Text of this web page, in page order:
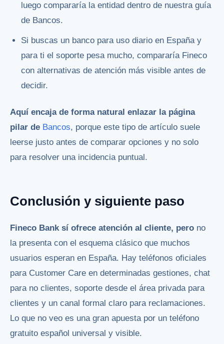
luego compararía la entidad dentro de nuestra guía
de Bancos.
Si buscas un banco para uso diario en España y
para ti el soporte pesa mucho, compararía Fineco
con alternativas de atención más visible antes de
decidir.
Aquí encaja de forma natural enlazar la página
pilar de Bancos, porque este tipo de artículo suele
leerse justo antes de comparar opciones y no solo
para resolver una incidencia puntual.
Conclusión y siguiente paso
Fineco Bank sí ofrece atención al cliente, pero no
la presenta con el esquema clásico que muchos
usuarios esperan en España. Hay teléfonos oficiales
para Customer Care en determinadas gestiones, chat
para no clientes, soporte desde el área privada para
clientes y un canal formal claro para reclamaciones.
Lo que no veo es una gran apuesta por un teléfono
gratuito español universal y visible.